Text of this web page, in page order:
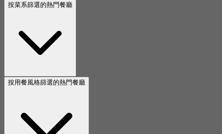
按菜系篩選的熱門餐廳
按用餐風格篩選的熱門餐廳